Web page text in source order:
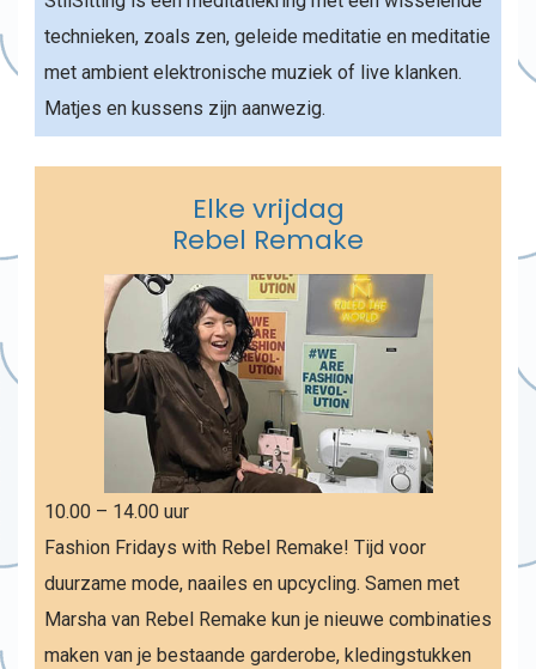
technieken, zoals zen, geleide meditatie en meditatie
met ambient elektronische muziek of live klanken.
Matjes en kussens zijn aanwezig.
Elke vrijdag
Rebel Remake
10.00 – 14.00 uur
Fashion Fridays with Rebel Remake! Tijd voor
duurzame mode, naailes en upcycling. Samen met
Marsha van Rebel Remake kun je nieuwe combinaties
maken van je bestaande garderobe, kledingstukken